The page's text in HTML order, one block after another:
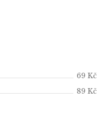
69 Kč
89 Kč